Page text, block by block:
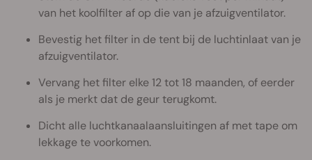
van het koolfilter af op die van je afzuigventilator.
Bevestig het filter in de tent bij de luchtinlaat van je
afzuigventilator.
Vervang het filter elke 12 tot 18 maanden, of eerder
als je merkt dat de geur terugkomt.
Dicht alle luchtkanaalaansluitingen af met tape om
lekkage te voorkomen.